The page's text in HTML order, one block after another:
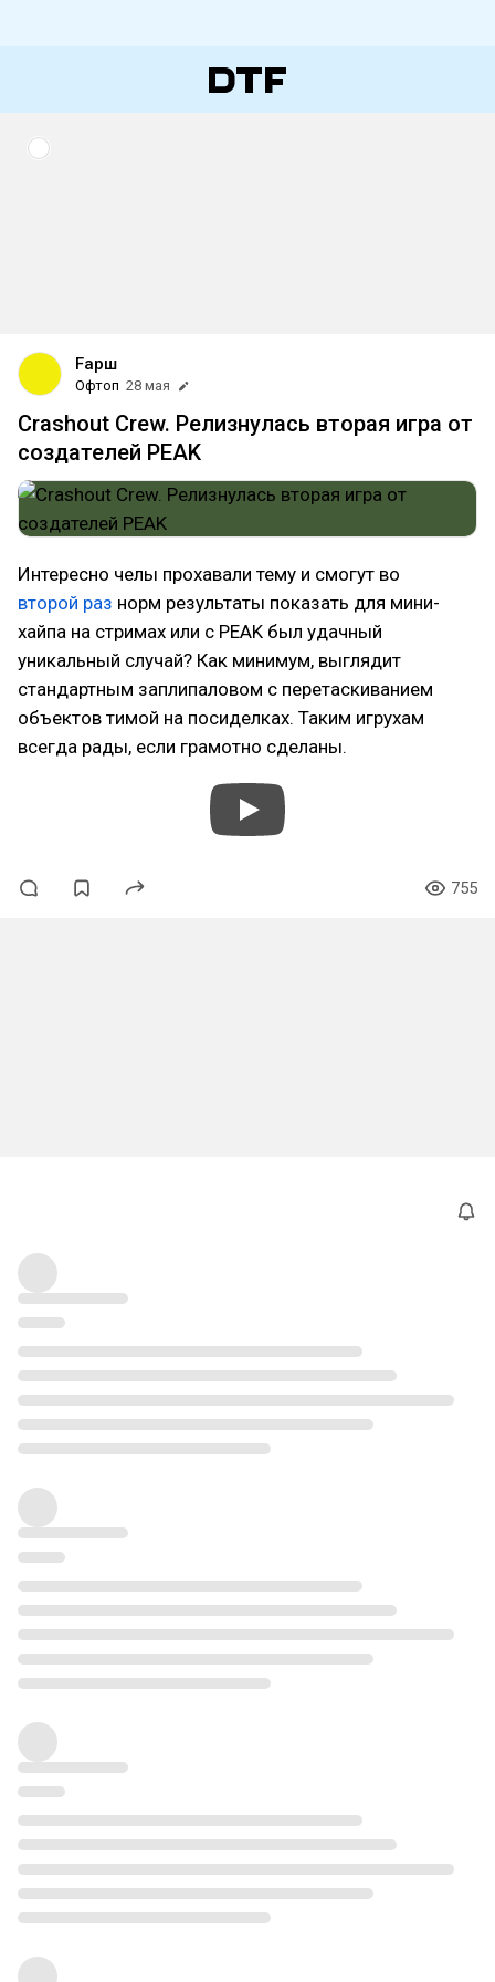
Fарш
Офтоп 28 мая
Crashout Crew. Релизнулась вторая игра от
создателей PEAK
Интересно челы прохавали тему и смогут во
второй раз норм результаты показать для мини-
хайпа на стримах или с PEAK был удачный
уникальный случай? Как минимум, выглядит
стандартным заплипаловом с перетаскиванием
объектов тимой на посиделках. Таким игрухам
всегда рады, если грамотно сделаны.
755